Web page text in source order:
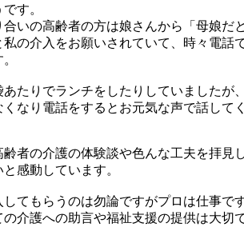
す。
合いの高齢者の方は娘さんから「母娘だ
私の介入をお願いされていて、時々電話
あたりでランチをしたりしていましたが
なり電話をするとお元気な声で話して
齢者の介護の体験談や色んな工夫を拝見
感動しています。
てもらうのは勿論ですがプロは仕事です
介護への助言や福祉支援の提供は大切で